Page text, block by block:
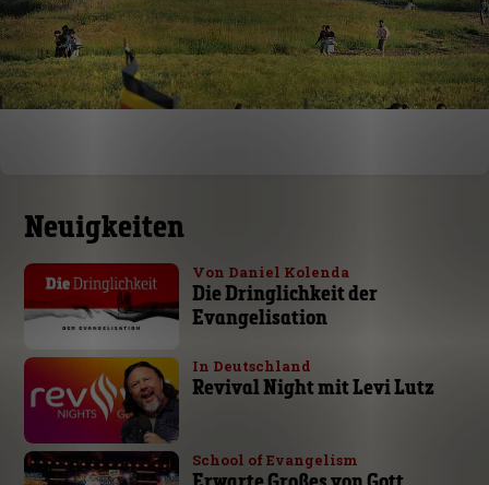
Neuigkeiten
Von Daniel Kolenda
Die Dringlichkeit der
Evangelisation
In Deutschland
Revival Night mit Levi Lutz
School of Evangelism